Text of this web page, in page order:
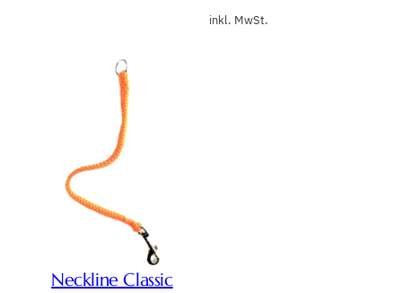
inkl. MwSt.
Neckline Classic